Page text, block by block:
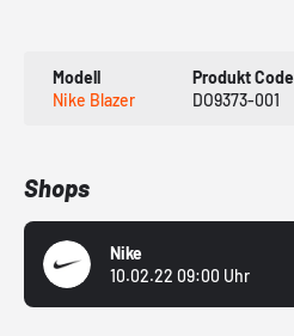
Modell
Nike Blazer
Produkt Code
DO9373-001
Shops
Nike
10.02.22 09:00 Uhr